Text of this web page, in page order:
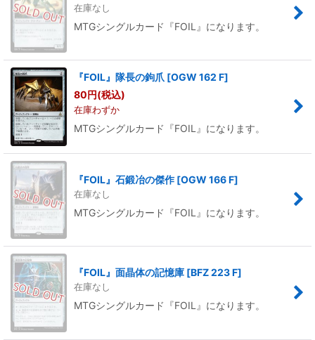
在庫なし
MTGシングルカード『FOIL』になります。
『FOIL』隊長の鉤爪 [OGW 162 F]
80円(税込)
在庫わずか
MTGシングルカード『FOIL』になります。
『FOIL』石鍛冶の傑作 [OGW 166 F]
在庫なし
MTGシングルカード『FOIL』になります。
『FOIL』面晶体の記憶庫 [BFZ 223 F]
在庫なし
MTGシングルカード『FOIL』になります。